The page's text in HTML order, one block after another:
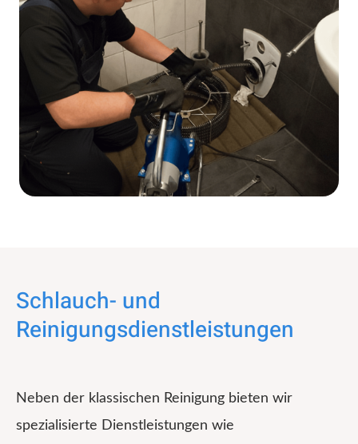
Schlauch- und
Reinigungsdienstleistungen
Neben der klassischen Reinigung bieten wir
spezialisierte Dienstleistungen wie